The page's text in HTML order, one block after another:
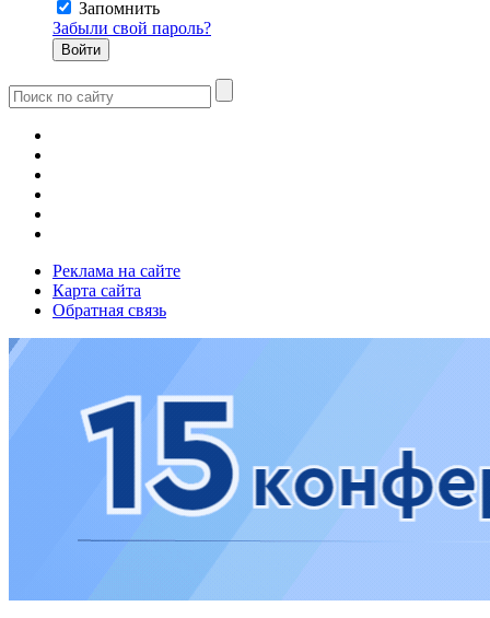
Запомнить
Забыли свой пароль?
Реклама на сайте
Карта сайта
Обратная связь